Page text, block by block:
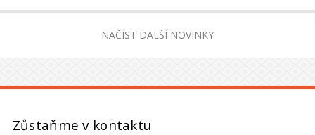
NAČÍST DALŠÍ NOVINKY
Zůstaňme v kontaktu